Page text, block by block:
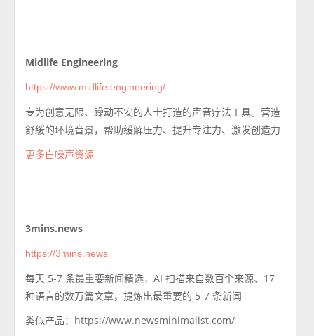
Midlife Engineering
https://www.midlife.engineering/
专为创意无限、躁动不安的人士打造的声音疗法工具。营造
舒缓的环境音景，帮助缓解压力、提升专注力、激发创造力
更多白噪声资源
3mins.news
https://3mins.news
每天 5-7 条最重要新闻精选，AI 扫描来自数百个来源、17
种语言的数万篇文章，提炼出最重要的 5-7 条新闻
类似产品：https://www.newsminimalist.com/